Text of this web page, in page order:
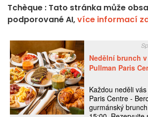
Tchèque : Tato stránka může
podporované AI,více informací